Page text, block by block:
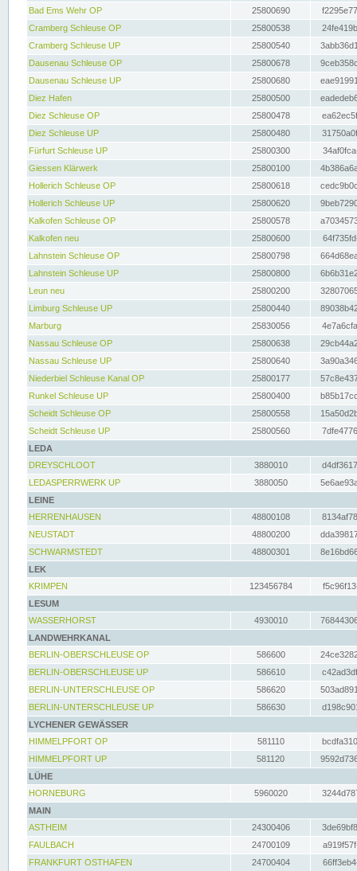
Bad Ems Wehr OP
25800690
Cramberg Schleuse OP
25800538
Cramberg Schleuse UP
25800540
Dausenau Schleuse OP
25800678
Dausenau Schleuse UP
25800680
Diez Hafen
25800500
Diez Schleuse OP
25800478
Diez Schleuse UP
25800480
Fürfurt Schleuse UP
25800300
Giessen Klärwerk
25800100
Hollerich Schleuse OP
25800618
Hollerich Schleuse UP
25800620
Kalkofen Schleuse OP
25800578
Kalkofen neu
25800600
Lahnstein Schleuse OP
25800798
Lahnstein Schleuse UP
25800800
Leun neu
25800200
Limburg Schleuse UP
25800440
Marburg
25830056
Nassau Schleuse OP
25800638
Nassau Schleuse UP
25800640
Niederbiel Schleuse Kanal OP
25800177
Runkel Schleuse UP
25800400
Scheidt Schleuse OP
25800558
Scheidt Schleuse UP
25800560
LEDA
DREYSCHLOOT
3880010
LEDASPERRWERK UP
3880050
LEINE
HERRENHAUSEN
48800108
NEUSTADT
48800200
SCHWARMSTEDT
48800301
LEK
KRIMPEN
123456784
LESUM
WASSERHORST
4930010
LANDWEHRKANAL
BERLIN-OBERSCHLEUSE OP
586600
BERLIN-OBERSCHLEUSE UP
586610
BERLIN-UNTERSCHLEUSE OP
586620
BERLIN-UNTERSCHLEUSE UP
586630
LYCHENER GEWÄSSER
HIMMELPFORT OP
581110
HIMMELPFORT UP
581120
LÜHE
HORNEBURG
5960020
MAIN
ASTHEIM
24300406
FAULBACH
24700109
FRANKFURT OSTHAFEN
24700404